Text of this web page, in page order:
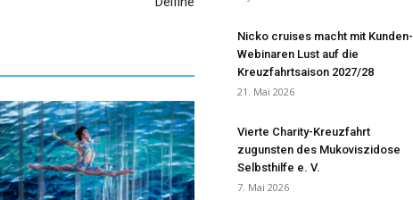
Nicko cruises macht mit Kunden-
Webinaren Lust auf die
Kreuzfahrtsaison 2027/28
21. Mai 2026
Vierte Charity-Kreuzfahrt
zugunsten des Mukoviszidose
Selbsthilfe e. V.
7. Mai 2026